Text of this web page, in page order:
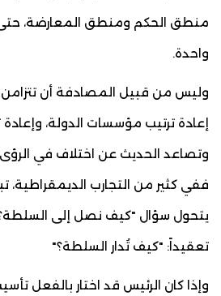
منطق الحكم ومنطق المعارضة، حتى
واحدة.
وليس من قبيل المصادفة أن
إعادة ترتيب مؤسسات الدولة،
وتصاعد الحديث عن اختلاف في الرؤى
ففي كثير من التجارب الديمقراطية،
يتحول سؤال "كيف نصل إلى
تعقيداً: "كيف تُدار السلطة؟"
وإذا كان الرئيس قد اختار بالفعل